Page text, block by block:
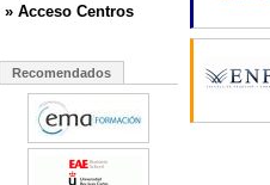
» Acceso Centros
Recomendados